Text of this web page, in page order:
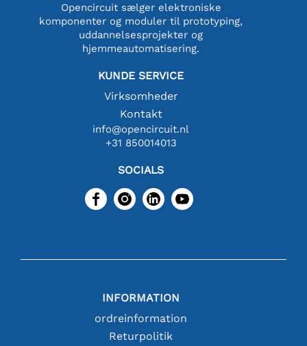
Opencircuit sælger elektroniske
komponenter og moduler til prototyping,
uddannelsesprojekter og
hjemmeautomatisering.
KUNDE SERVICE
Virksomheder
Kontakt
info@opencircuit.nl
+31 850014013
SOCIALS
INFORMATION
ordreinformation
Returpolitik